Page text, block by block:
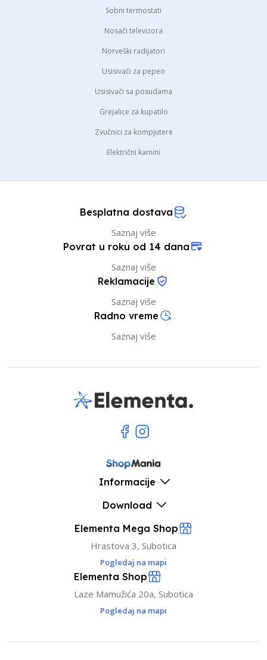
Sobni termostati
Nosači televizora
Norveški radijatori
Usisivači za pepeo
Usisivači sa posudama
Grejalice za kupatilo
Zvučnici za kompjutere
Električni kamini
Besplatna dostava
Saznaj više
Povrat u roku od 14 dana
Saznaj više
Reklamacije
Saznaj više
Radno vreme
Saznaj više
Informacije
Download
Elementa Mega Shop
Hrastova 3, Subotica
Pogledaj na mapi
Elementa Shop
Laze Mamužića 20a, Subotica
Pogledaj na mapi